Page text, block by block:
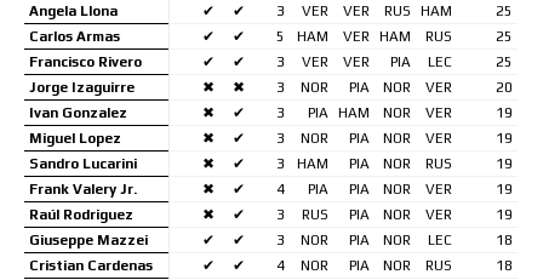
Angela Llona
✔ ✔ 3 VER VER RUS HAM
25
Carlos Armas
✔ ✔ 5 HAM VER HAM RUS
25
Francisco Rivero
✔ ✔ 3 VER VER PIA LEC
25
Jorge Izaguirre
✖ ✖ 3 NOR PIA NOR VER
20
Ivan Gonzalez
✖ ✔ 3 PIA HAM NOR VER
19
Miguel Lopez
✖ ✔ 3 NOR PIA NOR VER
19
Sandro Lucarini
✖ ✔ 3 HAM PIA NOR RUS
19
Frank Valery Jr.
✖ ✔ 4 PIA PIA NOR VER
19
Raúl Rodriguez
✖ ✔ 3 RUS PIA NOR VER
19
Giuseppe Mazzei
✔ ✔ 3 NOR PIA NOR LEC
18
Cristian Cardenas
✔ ✔ 4 NOR PIA NOR RUS
18